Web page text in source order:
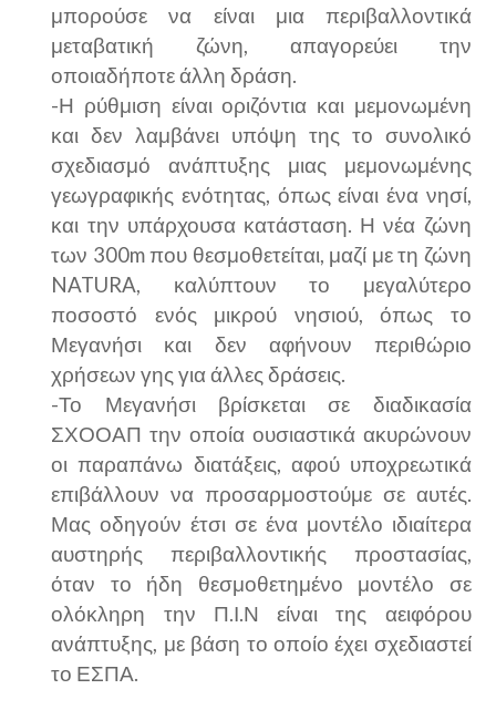
μπορούσε να είναι μια περιβαλλοντικά
μεταβατική ζώνη, απαγορεύει την
οποιαδήποτε άλλη δράση.
-Η ρύθμιση είναι οριζόντια και μεμονωμένη
και δεν λαμβάνει υπόψη της το συνολικό
σχεδιασμό ανάπτυξης μιας μεμονωμένης
γεωγραφικής ενότητας, όπως είναι ένα νησί,
και την υπάρχουσα κατάσταση. Η νέα ζώνη
των 300mπου θεσμοθετείται, μαζί με τη ζώνη
NATURA, καλύπτουν το μεγαλύτερο
ποσοστό ενός μικρού νησιού, όπως το
Μεγανήσι και δεν αφήνουν περιθώριο
χρήσεων γης για άλλες δράσεις.
-Το Μεγανήσι βρίσκεται σε διαδικασία
ΣΧΟΟΑΠ την οποία ουσιαστικά ακυρώνουν
οι παραπάνω διατάξεις, αφού υποχρεωτικά
επιβάλλουν να προσαρμοστούμε σε αυτές.
Μας οδηγούν έτσι σε ένα μοντέλο ιδιαίτερα
αυστηρής περιβαλλοντικής προστασίας,
όταν το ήδη θεσμοθετημένο μοντέλο σε
ολόκληρη την Π.Ι.Ν είναι της αειφόρου
ανάπτυξης, με βάση το οποίο έχει σχεδιαστεί
το ΕΣΠΑ.